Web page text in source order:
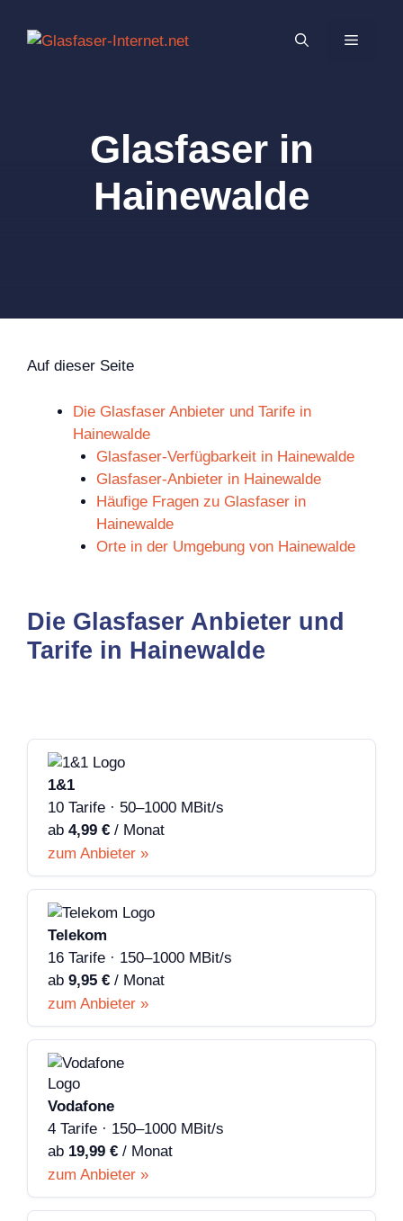
Inhalt
MENÜ
Glasfaser in
Hainewalde
Auf dieser Seite
Die Glasfaser Anbieter und Tarife in
Hainewalde
Glasfaser-Verfügbarkeit in Hainewalde
Glasfaser-Anbieter in Hainewalde
Häufige Fragen zu Glasfaser in
Hainewalde
Orte in der Umgebung von Hainewalde
Die Glasfaser Anbieter und
Tarife in Hainewalde
1&1
10 Tarife · 50–1000 MBit/s
ab 4,99 € / Monat
zum Anbieter »
Telekom
16 Tarife · 150–1000 MBit/s
ab 9,95 € / Monat
zum Anbieter »
Vodafone
4 Tarife · 150–1000 MBit/s
ab 19,99 € / Monat
zum Anbieter »